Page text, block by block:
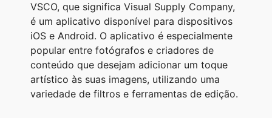
VSCO, que significa Visual Supply Company,
é um aplicativo disponível para dispositivos
iOS e Android. O aplicativo é especialmente
popular entre fotógrafos e criadores de
conteúdo que desejam adicionar um toque
artístico às suas imagens, utilizando uma
variedade de filtros e ferramentas de edição.